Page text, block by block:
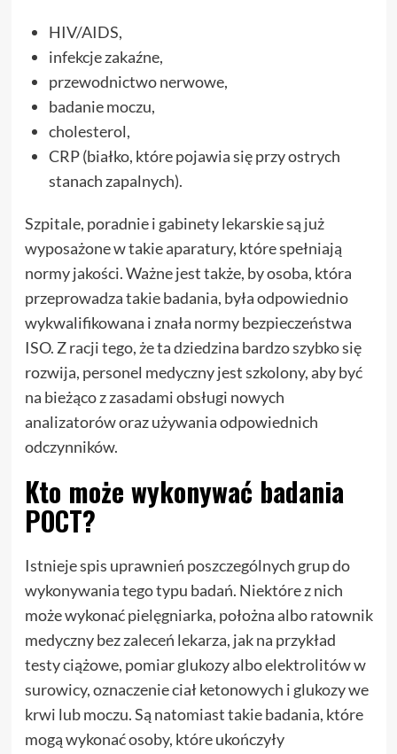
HIV/AIDS,
infekcje zakaźne,
przewodnictwo nerwowe,
badanie moczu,
cholesterol,
CRP (białko, które pojawia się przy ostrych
stanach zapalnych).
Szpitale, poradnie i gabinety lekarskie są już
wyposażone w takie aparatury, które spełniają
normy jakości. Ważne jest także, by osoba, która
przeprowadza takie badania, była odpowiednio
wykwalifikowana i znała normy bezpieczeństwa
ISO. Z racji tego, że ta dziedzina bardzo szybko się
rozwija, personel medyczny jest szkolony, aby być
na bieżąco z zasadami obsługi nowych
analizatorów oraz używania odpowiednich
odczynników.
Kto może wykonywać badania
POCT?
Istnieje spis uprawnień poszczególnych grup do
wykonywania tego typu badań. Niektóre z nich
może wykonać pielęgniarka, położna albo ratownik
medyczny bez zaleceń lekarza, jak na przykład
testy ciążowe, pomiar glukozy albo elektrolitów w
surowicy, oznaczenie ciał ketonowych i glukozy we
krwi lub moczu. Są natomiast takie badania, które
mogą wykonać osoby, które ukończyły